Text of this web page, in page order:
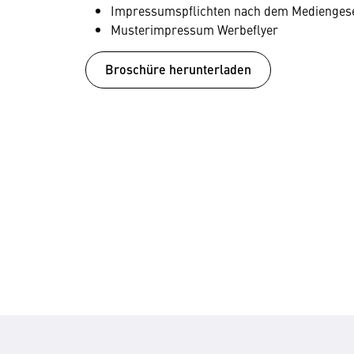
Impressumspflichten nach dem
Musterimpressum Werbeflyer
Broschüre herunterladen